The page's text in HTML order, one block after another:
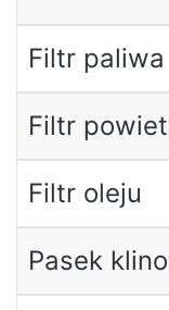
Filtr paliwa
Filtr
Filtr oleju
Pasek